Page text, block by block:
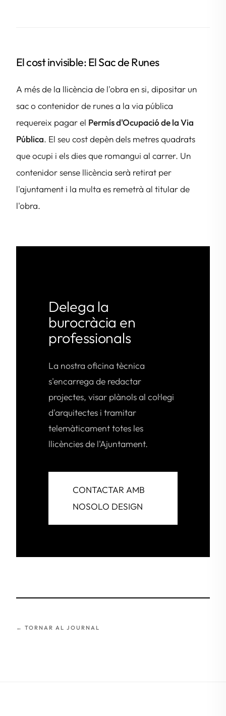
El cost invisible: El Sac de Runes
A més de la llicència de l'obra en si, dipositar un
sac o contenidor de runes a la via pública
requereix pagar el Permís d'Ocupació de la Via
Pública. El seu cost depèn dels metres quadrats
que ocupi i els dies que romangui al carrer. Un
contenidor sense llicència serà retirat per
l'ajuntament i la multa es remetrà al titular de
l'obra.
Delega la
burocràcia en
professionals
La nostra oficina tècnica
s'encarrega de redactar
projectes, visar plànols al col·legi
d'arquitectes i tramitar
telemàticament totes les
llicències de l'Ajuntament.
CONTACTAR AMB
NOSOLO DESIGN
← TORNAR AL JOURNAL